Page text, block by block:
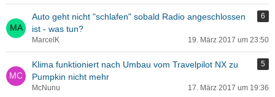
Auto geht nicht "schlafen" sobald Radio angeschlossen
ist - was tun?
6
MarcelK 19. März 2017 um 23:50
Klima funktioniert nach Umbau vom Travelpilot NX zu
Pumpkin nicht mehr
5
McNunu 17. März 2017 um 19:36